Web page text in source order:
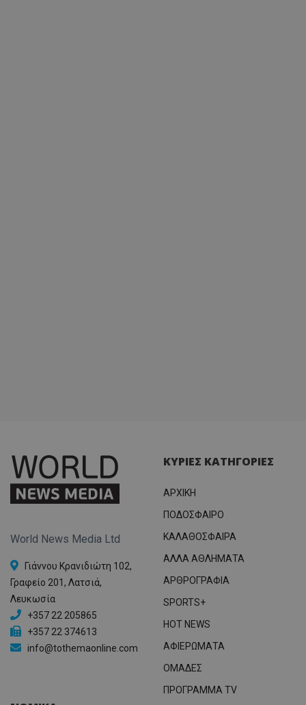
World News Media Ltd
Γιάννου Κρανιδιώτη 102,
Γραφείο 201, Λατσιά,
Λευκωσία
+357 22 205865
+357 22 374613
info@tothemaonline.com
ΚΥΡΙΕΣ ΚΑΤΗΓΟΡΙΕΣ
ΑΡΧΙΚΗ
ΠΟΔΟΣΦΑΙΡΟ
ΚΑΛΑΘΟΣΦΑΙΡΑ
ΑΛΛΑ ΑΘΛΗΜΑΤΑ
ΑΡΘΡΟΓΡΑΦΙΑ
SPORTS+
HOT NEWS
ΑΦΙΕΡΩΜΑΤΑ
ΟΜΑΔΕΣ
ΠΡΟΓΡΑΜΜΑ TV